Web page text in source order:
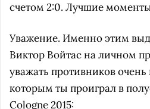
счетом 2:0. Лучшие
Уважение. Именно этим
Виктор Войтас на личном
уважать противников
которым ты проиграл в
Cologne 2015: